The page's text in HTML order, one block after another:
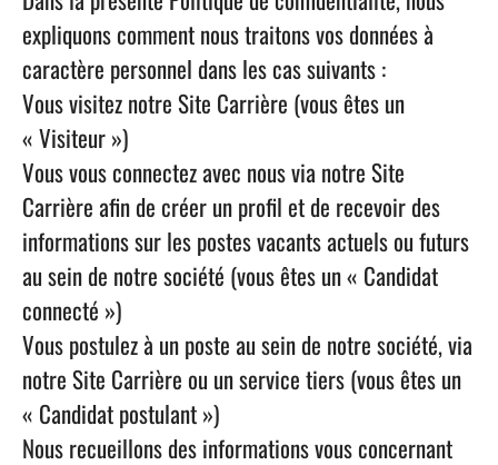
expliquons comment nous traitons vos données à
caractère personnel dans les cas suivants :
Vous visitez notre Site Carrière (vous êtes un
« Visiteur »)
Vous vous connectez avec nous via notre Site
Carrière afin de créer un profil et de recevoir des
informations sur les postes vacants actuels ou futurs
au sein de notre société (vous êtes un « Candidat
connecté »)
Vous postulez à un poste au sein de notre société, via
notre Site Carrière ou un service tiers (vous êtes un
« Candidat postulant »)
Nous recueillons des informations vous concernant